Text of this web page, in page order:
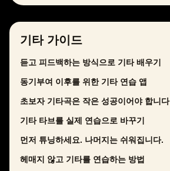
기타 가이드
듣고 피드백하는 방식으로 기타 배우기
동기부여 이후를 위한 기타 연습 앱
초보자 기타곡은 작은 성공이어야 합니다
기타 타브를 실제 연습으로 바꾸기
먼저 튜닝하세요. 나머지는 쉬워집니다.
헤매지 않고 기타를 연습하는 방법